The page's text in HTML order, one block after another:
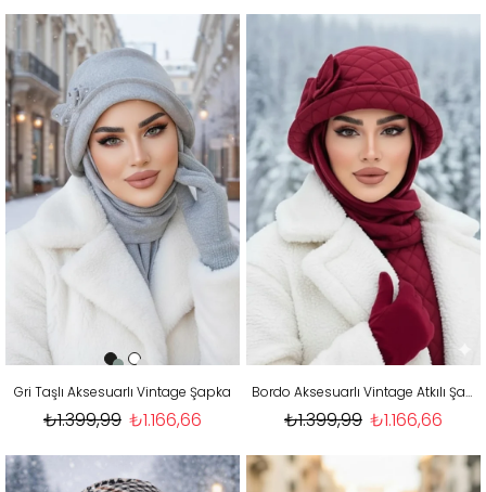
Gri Taşlı Aksesuarlı Vintage Şapka
₺1.166,66
₺1.399,99
Bordo Aksesuarlı Vintage Atkılı Şapka
₺1.166,66
₺1.399,99